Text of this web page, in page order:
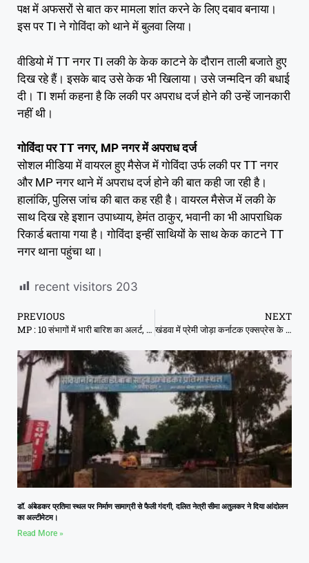
पक्ष में अफसरों से बात कर मामला शांत करने के लिए दबाव बनाया।
इस पर TI ने गोविंदा को थाने में बुलवा लिया।
वीडियो में TT नगर TI लकी के केक काटने के दौरान ताली बजाते हुए
दिख रहे हैं। इसके बाद उसे केक भी खिलाया। उसे जन्मदिन की बधाई
दी। TI शर्मा कहना है कि लकी पर अपराध दर्ज होने की उन्हें जानकारी
नहीं थी।
गोविंदा पर TT नगर, MP नगर में अपराध दर्ज
सोशल मीडिया में वायरल हुए मैसेज में गोविंदा उर्फ लकी पर TT नगर
और MP नगर थाने में अपराध दर्ज होने की बात कही जा रही है।
हालांकि, पुलिस जांच की बात कह रही है। वायरल मैसेज में लकी के
साथ दिख रहे इशान उपाध्याय, हेमंत ठाकुर, भवानी का भी आपराधिक
रिकार्ड बताया गया है। गोविंदा इन्हीं साथियों के साथ केक काटने TT
नगर थाना पहुंचा था।
recent visitors 203
PREVIOUS
MP : 10 संभागों में भारी बारिश का अलर्ट, एक सप्ताह तक होगी तेज बारिश
NEXT
खंडवा में प्रेमी जोड़ा कर्नाटक एक्सप्रेस के सामने कूदा, दोनों के चीथड़े उड़ गए
डॉ. अंबेडकर प्रतिमा स्थल पर निर्माण सामाग्री से फैली गंदगी, दलित नेत्री सीमा अतुलकर ने दिया आंदोलन
का अल्टीमेटम।
Read More »